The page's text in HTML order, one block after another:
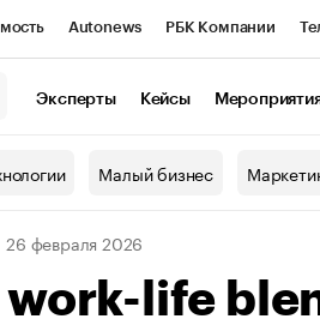
Autonews РБК Компании
Эксперты Кейсы
Малый бизнес
26 февраля 2026
work-life